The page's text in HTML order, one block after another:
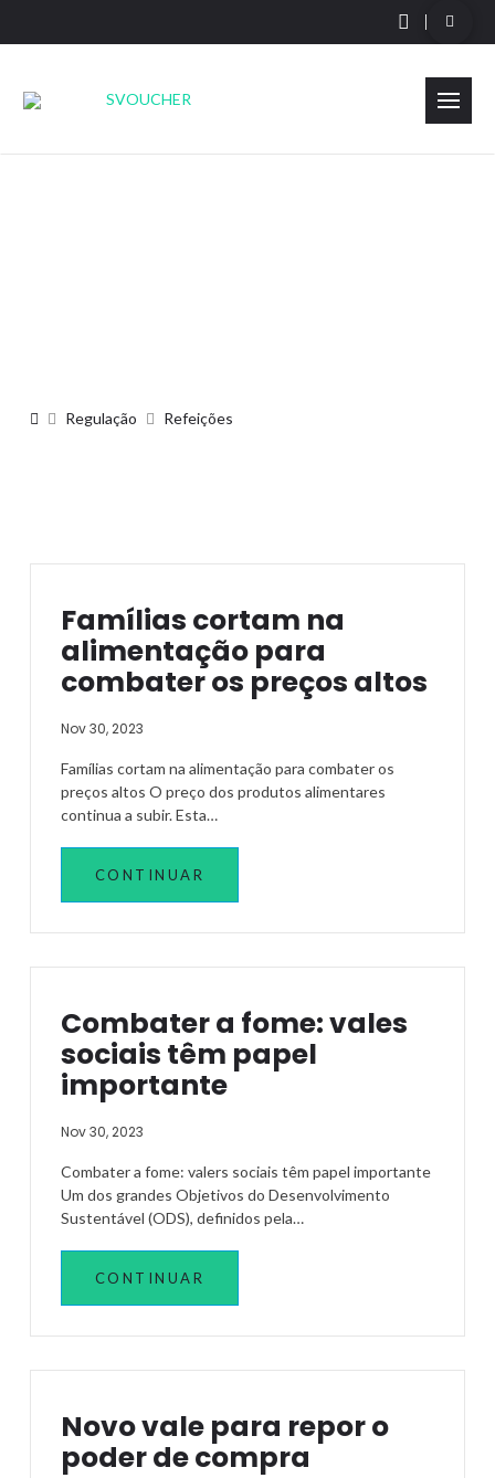
Página Inicial
Regulação Refeições
Famílias cortam na
alimentação para
combater os preços altos
Nov 30, 2023
Famílias cortam na alimentação para combater os
preços altos O preço dos produtos alimentares
continua a subir. Esta…
CONTINUAR
Combater a fome: vales
sociais têm papel
importante
Nov 30, 2023
Combater a fome: valers sociais têm papel importante
Um dos grandes Objetivos do Desenvolvimento
Sustentável (ODS), definidos pela…
CONTINUAR
Novo vale para repor o
poder de compra